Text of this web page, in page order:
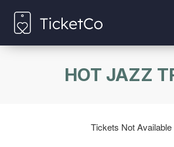
HOT JAZZ
Tickets Not Available